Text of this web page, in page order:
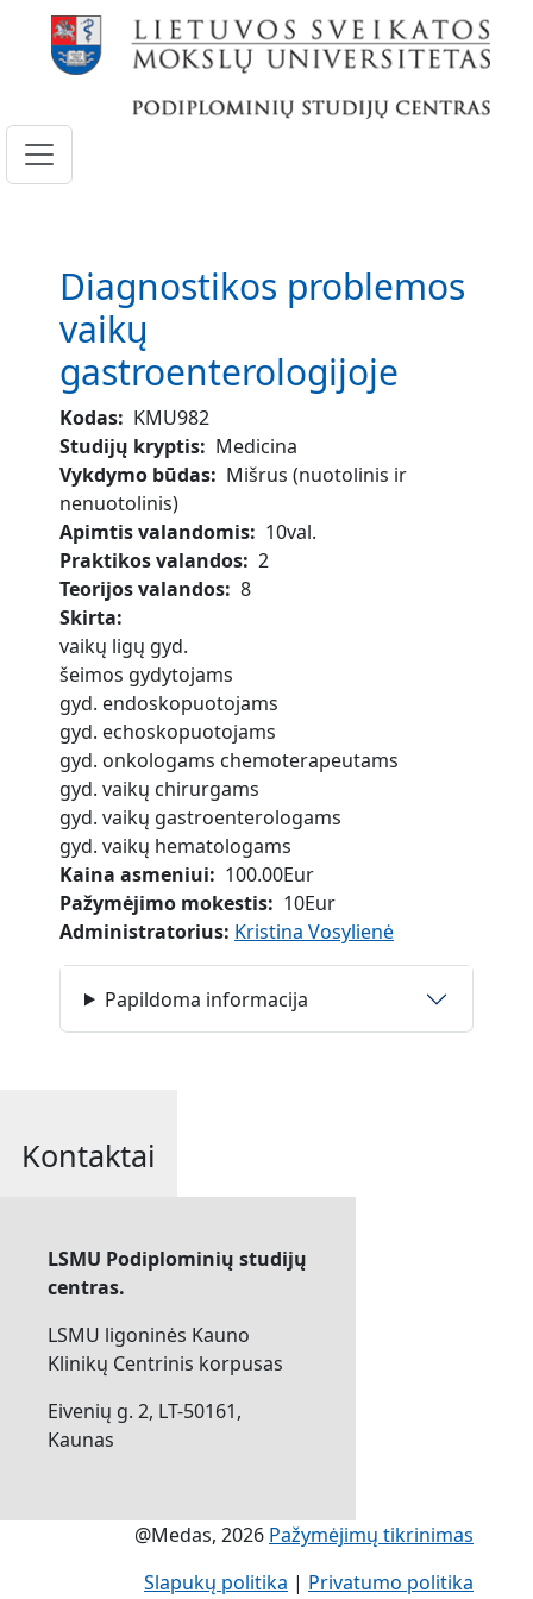
Pereiti į pagrindinį turinį
Diagnostikos problemos
vaikų
gastroenterologijoje
Kodas
KMU982
Studijų kryptis
Medicina
Vykdymo būdas
Mišrus (nuotolinis ir
nenuotolinis)
Apimtis valandomis
10val.
Praktikos valandos 2
Teorijos valandos 8
Skirta
vaikų ligų gyd.
šeimos gydytojams
gyd. endoskopuotojams
gyd. echoskopuotojams
gyd. onkologams chemoterapeutams
gyd. vaikų chirurgams
gyd. vaikų gastroenterologams
gyd. vaikų hematologams
Kaina asmeniui
100.00Eur
Pažymėjimo mokestis
10Eur
Administratorius: Kristina Vosylienė
Papildoma informacija
Kontaktai
LSMU Podiplominių studijų
centras.
LSMU ligoninės Kauno
Klinikų Centrinis korpusas
Eivenių g. 2, LT-50161,
Kaunas
@Medas, 2026 Pažymėjimų tikrinimas
Slapukų politika | Privatumo politika